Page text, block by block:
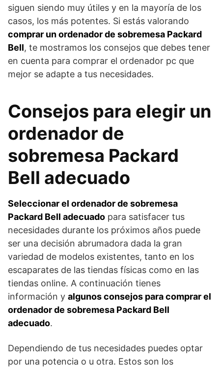
siguen siendo muy útiles y en la mayoría de los
casos, los más potentes. Si estás valorando
comprar un ordenador de sobremesa Packard
Bell, te mostramos los consejos que debes tener
en cuenta para comprar el ordenador pc que
mejor se adapte a tus necesidades.
Consejos para elegir un
ordenador de
sobremesa Packard
Bell adecuado
Seleccionar el ordenador de sobremesa
Packard Bell adecuado para satisfacer tus
necesidades durante los próximos años puede
ser una decisión abrumadora dada la gran
variedad de modelos existentes, tanto en los
escaparates de las tiendas físicas como en las
tiendas online. A continuación tienes
información y algunos consejos para comprar el
ordenador de sobremesa Packard Bell
adecuado.
Dependiendo de tus necesidades puedes optar
por una potencia o u otra. Estos son los